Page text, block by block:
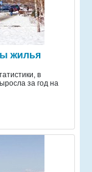
жилья
в
за год на